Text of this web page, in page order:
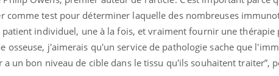
test pour déterminer laquelle des nombreuses
individuel, une à la fois, et vraiment fournir une thérapie
osseuse, j'aimerais qu'un service de pathologie sache que
un bon niveau de cible dans le tissu qu'ils souhaitent traiter”,
en fer : comprendre pour Youtube
Insuline & Charge